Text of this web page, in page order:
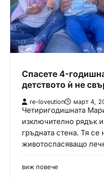
Спасете 4-
детството ѝ не
re-loveution март 4,
Четиригодишната
изключително рядък
гръдната стена. Тя
животоспасяващо
виж повече